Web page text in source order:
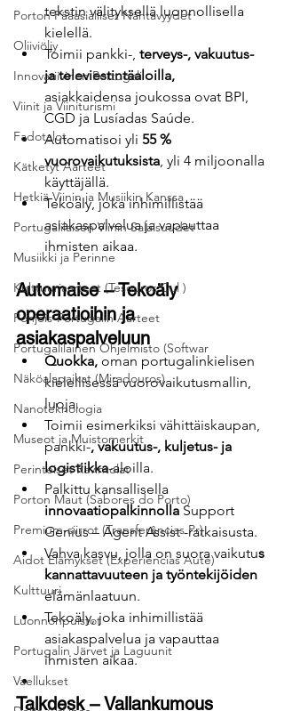
Porton Pääasialliset Nähtävyydet
Oliiviöljy
Innovatiivinen Portugali
Viinit ja Viiniturismi
Fadotalot
Kätketyt Aarteet
Hetkiä Viinin ja Musiikin Kanssa
Portugalilaisen Viinin Salaisuudet
Musiikki ja Perinne
Kulttuuriaarteet (Tesouros Cul )
Pohjois-Portugalin Aarteet
Portugalilainen Ohjelmisto (Softwar
Näköalapaikat (Miradouros)
Nanoteknologia
Museot ja Muistomerkit
Perinteiset Ravintolat
Porton Maut (Sabores do Porto)
Premium-siirrot (Transferências Pr)
Aidot Elämykset (Experiências Autê)
Kulttuuri
Luonnonpuistot
Portugalin Järvet ja Laguunit
Vaellukset
tekstin välityksellä luonnollisella
kielellä.
Toimii pankki-, terveys-, vakuutus-
ja televiestintäaloilla,
asiakkaidensa joukossa ovat BPI,
CGD ja Lusíadas Saúde.
Automatisoi yli 55 %
vuorovaikutuksista, yli 4 miljoonalla
käyttäjällä.
Tekoäly, joka inhimillistää
asiakaspalvelua ja vapauttaa
ihmisten aikaa.
Automaise – Tekoäly
operaatioihin ja
asiakaspalveluun
Quokka, oman portugalinkielisen
kielellisessä vuorovaikutusmallin,
luoja.
Toimii esimerkiksi vähittäiskaupan,
pankki-, vakuutus-, kuljetus- ja
logistiikka-aloilla.
Palkittu kansallisella
innovaatiopalkinnolla Support
Genius – Agent Assist -ratkaisusta.
Vahva kasvu, jolla on suora vaikutus
kannattavuuteen ja työntekijöiden
elämänlaatuun.
Tekoäly, joka inhimillistää
asiakaspalvelua ja vapauttaa
ihmisten aikaa.
Talkdesk – Vallankumous